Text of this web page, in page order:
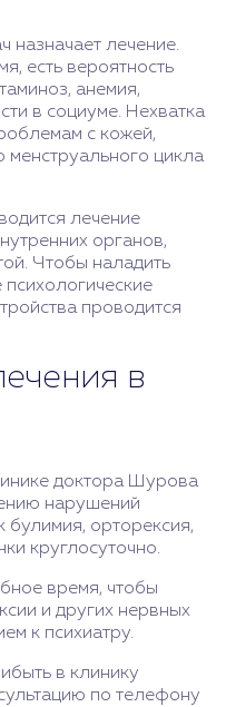
назначает лечение.
есть вероятность
анемия,
в социуме. Нехватка
с кожей,
цикла
лечение
органов,
Чтобы наладить
проводится
в
доктора Шурова
нарушений
булимия, орторексия,
круглосуточно.
время, чтобы
и других нервных
к психиатру.
в клинику
по телефону